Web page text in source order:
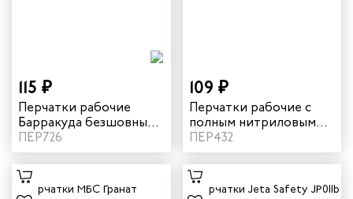
115 ₽
Перчатки рабочие
Барракуда безшовные
из стрейч полиамида с
частичным рельефным
латексным покрытием
цвет красный/черный
ПЕР726
109 ₽
Перчатки рабочие с
полным нитриловым
покрытием манжета
резинка цвет синий
ПЕР432